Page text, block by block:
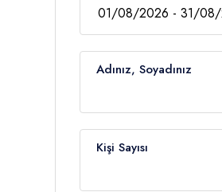
Adınız, Soyadınız
Kişi Sayısı